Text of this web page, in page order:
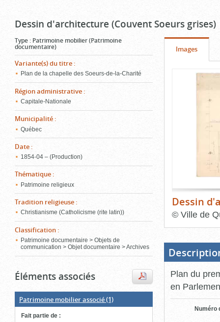
Dessin d'architecture (Couvent Soeurs grises)
Type : Patrimoine mobilier (Patrimoine
documentaire)
Variante(s) du titre :
Plan de la chapelle des Soeurs-de-la-Charité
Région administrative :
Capitale-Nationale
Municipalité :
Québec
Date :
1854‑04 – (Production)
Thématique :
Patrimoine religieux
Tradition religieuse :
Christianisme (Catholicisme (rite latin))
Classification :
Patrimoine documentaire > Objets de
communication > Objet documentaire > Archives
Éléments associés
Patrimoine mobilier associé(1)
Fait partie de :
Onglet
Images(cliquer
pour
voir
Contenu
Dessin
© Ville de
bloc
d'onglets
Plan du
en
Numéro